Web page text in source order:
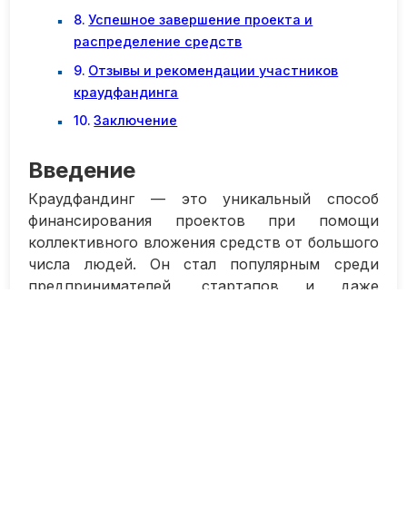
Успешное завершение проекта и
распределение средств
Отзывы и рекомендации участников
краудфандинга
Заключение
Введение
Краудфандинг — это уникальный способ
финансирования проектов при помощи
коллективного вложения средств от большого
числа людей. Он стал популярным среди
предпринимателей, стартапов и даже